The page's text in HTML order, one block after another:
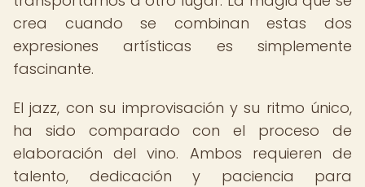
crea cuando se combinan estas dos
expresiones artísticas es simplemente
fascinante.
El jazz, con su improvisación y su ritmo único,
ha sido comparado con el proceso de
elaboración del vino. Ambos requieren de
talento, dedicación y paciencia para